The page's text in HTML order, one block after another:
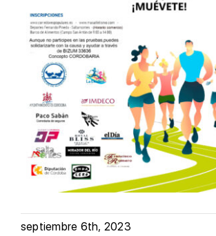
septiembre 6th, 2023